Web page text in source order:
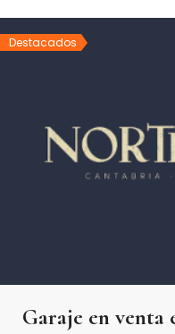
Destacados